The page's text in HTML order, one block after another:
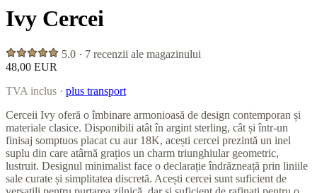
Ivy Cercei
5.0 · 7 recenzii ale magazinului
48,00 EUR
TVA inclus · plus transport
Cerceii Ivy oferă o îmbinare armonioasă de design contemporan și
materiale clasice. Disponibili atât în argint sterling, cât și într-un
finisaj somptuos placat cu aur 18K, acești cercei prezintă un inel
suplu din care atârnă grațios un charm triunghiular geometric,
lustruit. Designul minimalist face o declarație îndrăzneață prin liniile
sale curate și simplitatea discretă. Acești cercei sunt suficient de